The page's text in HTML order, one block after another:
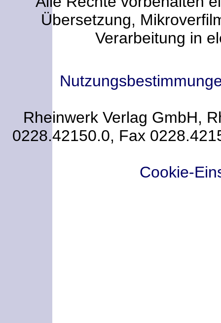
Übersetzung,
Verarbeitung in
Rheinwerk Verlag GmbH,
0228.42150.0, Fax
Cookie-